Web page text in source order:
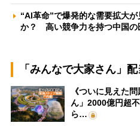
“AI革命”で爆発的な需要拡大
か？ 高い競争力を持つ中国
「みんなで大家さん」
《ついに見えた
ん」2000億円超
ら…